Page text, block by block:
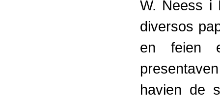
W. Neess i
diversos
en feien
havien de